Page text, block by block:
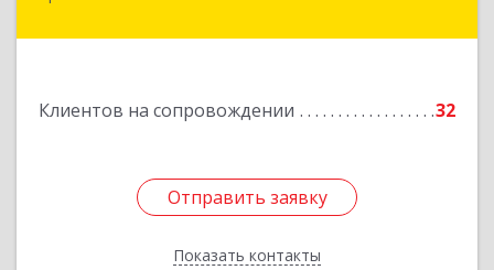
Клиентов на сопровождении 32
Отправить заявку
Показать контакты
Отправить заявку
Назад